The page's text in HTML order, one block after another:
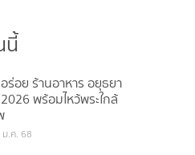
นี้
ร่อย ร้านอาหาร อยุธยา
พร้อมไหว้พระใกล้
ม.ค. 68